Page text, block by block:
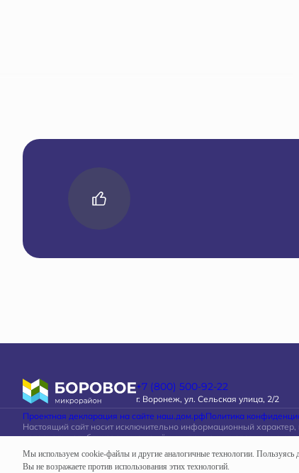
+7 (800) 500-92-22
г. Воронеж, ул. Сельская улица, 2/2
Проектная декларация на сайте наш.дом.рфПолитика
Настоящий сайт носит исключительно информационный
материалы, опубликованные на нём, ни при каких условиях не
определяемой положениями статьи 437 Гражданского кодекса
Мы используем cookie-файлы и другие аналогичные технологии. Пользуясь
Вы не возражаете против использования этих технологий.